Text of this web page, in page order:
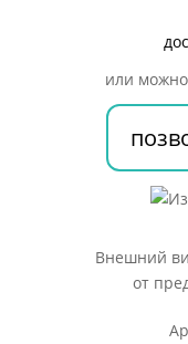
или
Внешний
от